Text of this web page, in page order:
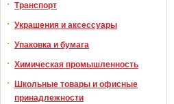
Транспорт
Украшения и аксессуары
Упаковка и бумага
Химическая промышленность
Школьные товары и офисные
принадлежности